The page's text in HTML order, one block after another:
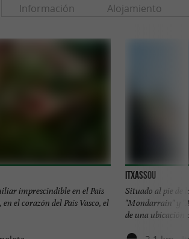
Información Alojamiento
imprescindible en el País
en el corazón del País Vasco, el
ITXASSOU
Situado al pie de
"Mondarrain" y
de una ubicación